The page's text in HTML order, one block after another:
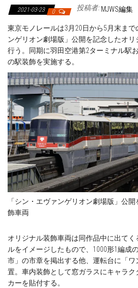
2021-03-23 0 投稿者: MJWS編集
東京モノレールは3月20日から5月末ま
ンゲリオン劇場版」公開を記念したオ
行う。同期に羽田空港第2ターミナル駅
の駅装飾を実施する。
「シン・エヴァンゲリオン劇場版」公
飾車両
オリジナル装飾車両は同作品中に出て
ルをイメージしたもので、1000形1編成
市」の市章を掲出する他、運転台に「
置。車内装飾として窓ガラスにキャラク
カーを貼付する。